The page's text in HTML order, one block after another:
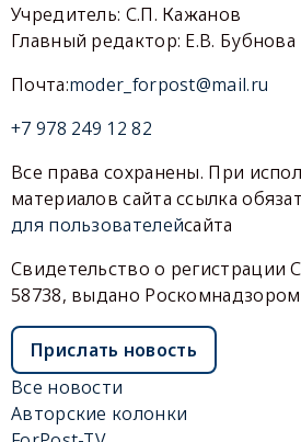
Учредитель: С.П. Кажанов
Главный редактор: Е.В. Бубнова
Почта:moder_forpost@mail.ru
+7 978 249 12 82
Все права сохранены. При
материалов сайта ссылка
для пользователейсайта
Свидетельство о
58738, выдано
Прислать новость
Все новости
Авторские колонки